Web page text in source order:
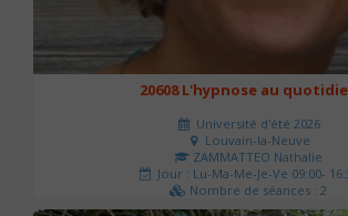
20608 L'hypnose au
Université d'été 2026
Louvain-la-Neuve
ZAMMATTEO Nathalie
Jour : Lu-Ma-Me-Je-Ve 09:00-
Nombre de séances : 2
140 €